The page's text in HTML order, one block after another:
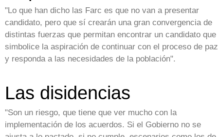
"Lo que han dicho las Farc es que no van a presentar
candidato, pero que sí crearán una gran convergencia de
distintas fuerzas que permitan encontrar un candidato que
simbolice la aspiración de continuar con el proceso de paz
y responda a las necesidades de la población".
Las disidencias
"Son un riesgo, que tiene que ver mucho con la
implementación de los acuerdos. Si el Gobierno no se